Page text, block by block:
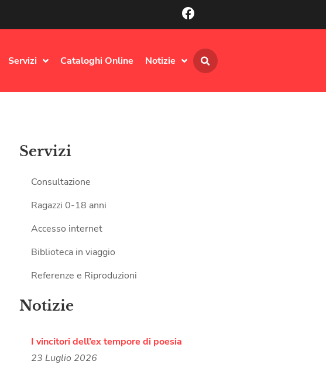
Servizi Cataloghi Online Notizie
Servizi
Consultazione
Ragazzi 0-18 anni
Accesso internet
Biblioteca in viaggio
Referenze e Riproduzioni
Notizie
I vincitori dell’ex tempore di poesia
23 Luglio 2026